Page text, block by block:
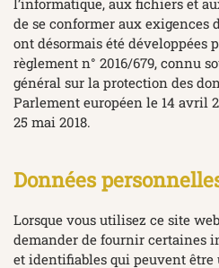
l’informatique, aux fichiers et
de se conformer aux exigences
ont désormais été développées
règlement n° 2016/679, connu
général sur la protection des
Parlement européen le 14 avril
25 mai 2018.
Données
Lorsque vous utilisez ce site
demander de fournir certaines
et identifiables qui peuvent être